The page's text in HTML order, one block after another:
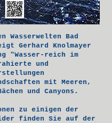
Bad
Gerhard Knolmayer
"Wasser-reich im
und
mit Meeren,
und Canyons.
zu einigen der
finden Sie auf der